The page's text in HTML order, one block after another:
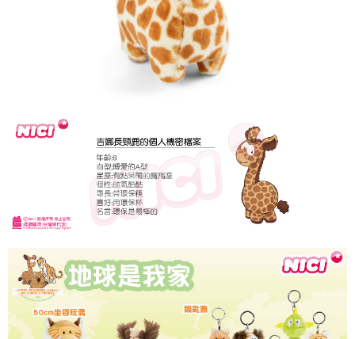
限らない）は、AFTEEに渡され当サービスで必要な範囲内で利用されま
す。AFTEEの個人情報の収集、処理、利用について、詳細はAFTEE公式ホ
ームページの『個人情報の収集、処理及び利用に関する声明』をご参照く
https://aftee.tw/privacypolicy/）。
AFTEEの初回ご利用の際に、審査を通過すれば、最高額がNT$10,000にな
の同意を得ればAFTEEをご利用いただけます。
個人情報の処理、利用について疑問がある、または関連する法律の権利を
行使したい場合は、ネットプロテクションズ
cs_tw@netprotections.co.jp
にご連絡ください。上記に示した個人情報を、必要な購入注文書とあわせ
てAFTEEにご提供いただく、またはAFTEEにあなたの個人情報の収集、処
理、利用を許可することににご同意いただけない場合は、当サービスを選
択しないでください。